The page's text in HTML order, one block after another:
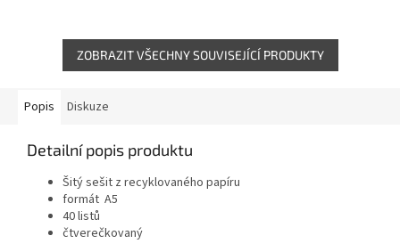
ZOBRAZIT VŠECHNY SOUVISEJÍCÍ PRODUKTY
Popis Diskuze
Detailní popis produktu
Šitý sešit z recyklovaného papíru
formát A5
40 listů
čtverečkovaný